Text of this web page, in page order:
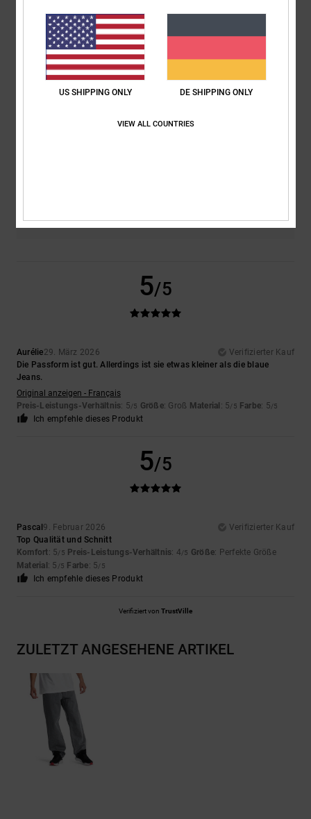
basierend auf 2 verifizierten Bewertungenseit Februar 2026
100% unserer Kunden empfehlen dieses Produkt
5.0
4.5
5/5
Aurélie29. März 2026
Verifizierter Kauf
Die Passform ist gut. Allerdings ist sie etwas kleiner als die blaue
Jeans.
Original anzeigen - Français
Preis-Leistungs-Verhältnis: 5/5 Größe: Groß Material : 5/5 Farbe: 5/5
Ich empfehle dieses Produkt
5/5
Pascal 9. Februar 2026
Verifizierter Kauf
Top Qualität und Schnitt
Komfort: 5/5 Preis-Leistungs-Verhältnis: 4/5 Größe: Perfekte Größe
Material : 5 /5 Farbe: 5/5
Ich empfehle dieses Produkt
Verifiziert von TrustVille
ZULETZT ANGESEHENE ARTIKEL
US SHIPPING ONLY DE SHIPPING ONLY
VIEW ALL COUNTRIES